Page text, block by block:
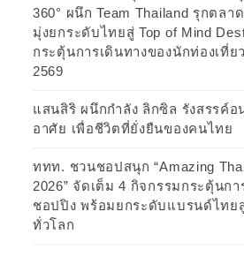
360° ผนึก Team Thailand รุกตลา
มุ่งยกระดับไทยสู่ Top of Mind
กระตุ้นการเดินทางของนักท่องเที่ย
2569
แสนสิริ ผนึกกำลัง ลิกซิล รังสรรค์อ
อาศัย เพื่อชีวิตที่ยั่งยืนของคนไทย
ททท. ชวนชอปสนุก “Amazing
2026” จัดเต็ม 4 กิจกรรมกระตุ้นก
ชอปปิง พร้อมยกระดับแบรนด์ไทย
ทั่วโลก